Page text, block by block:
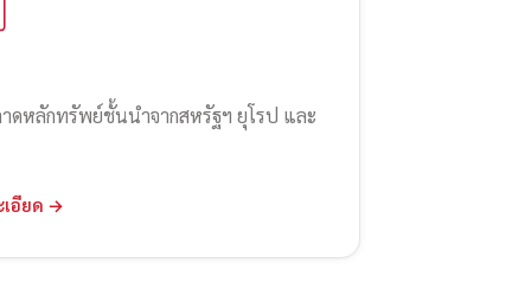
ดหลักทรัพย์ชั้นนำจากสหรัฐฯ ยุโรป และ
เอียด →